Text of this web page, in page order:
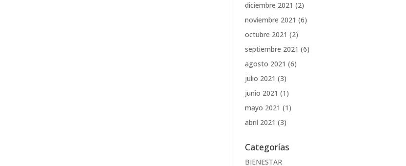
diciembre 2021 (2)
noviembre 2021 (6)
octubre 2021 (2)
septiembre 2021 (6)
agosto 2021 (6)
julio 2021 (3)
junio 2021 (1)
mayo 2021 (1)
abril 2021 (3)
Categorías
BIENESTAR